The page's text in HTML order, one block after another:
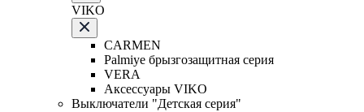
VIKO
CARMEN
Palmiye брызгозащитная серия
VERA
Аксессуары VIKO
Выключатели "Детская серия"